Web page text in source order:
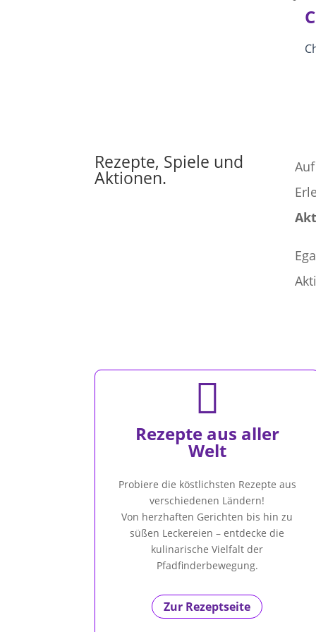
Rezepte, Spiele und
Aktionen.

Rezepte aus aller
Welt
Probiere die köstlichsten Rezepte aus
verschiedenen Ländern!
Von herzhaften Gerichten bis hin zu
süßen Leckereien – entdecke die
kulinarische Vielfalt der
Pfadfinderbewegung.
Zur Rezeptseite